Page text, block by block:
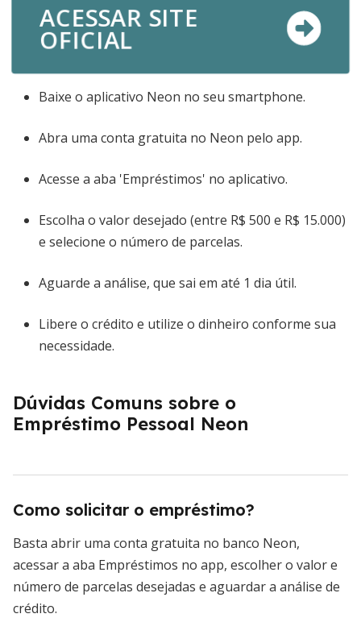
ACESSAR SITE
OFICIAL
Baixe o aplicativo Neon no seu smartphone.
Abra uma conta gratuita no Neon pelo app.
Acesse a aba 'Empréstimos' no aplicativo.
Escolha o valor desejado (entre R$ 500 e R$ 15.000)
e selecione o número de parcelas.
Aguarde a análise, que sai em até 1 dia útil.
Libere o crédito e utilize o dinheiro conforme sua
necessidade.
Dúvidas Comuns sobre o
Empréstimo Pessoal Neon
Como solicitar o empréstimo?
Basta abrir uma conta gratuita no banco Neon,
acessar a aba Empréstimos no app, escolher o valor e
número de parcelas desejadas e aguardar a análise de
crédito.